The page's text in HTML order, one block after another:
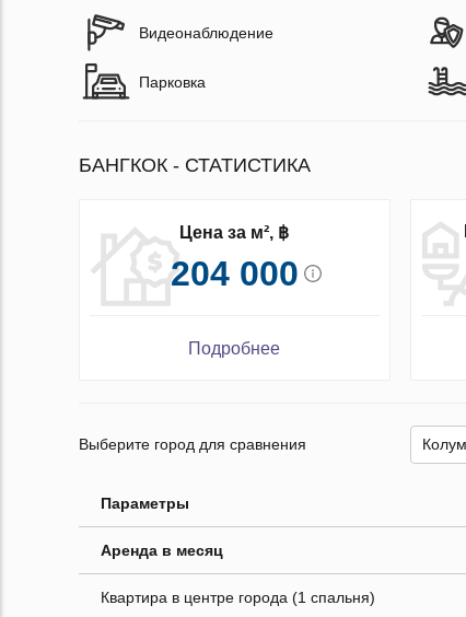
Видеонаблюдение
Парковка
БАНГКОК - СТАТИСТИКА
Цена за м², ฿
204 000
Подробнее
Выберите город для сравнения
Параметры
Аренда в месяц
Квартира в центре города (1 спальня)